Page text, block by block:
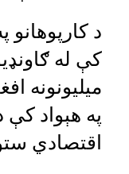
د کارپوهانو
کې له
میلیونونه
په هېواد کې
اقتصادي